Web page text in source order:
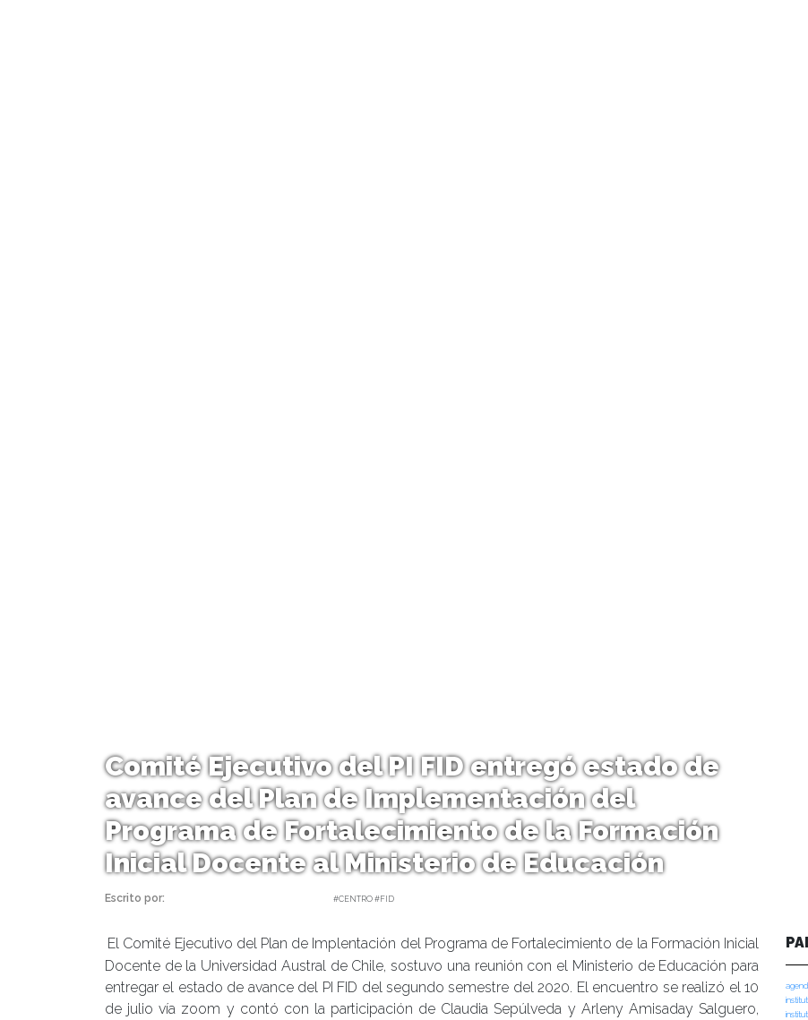
Comité Ejecutivo del PI FID entregó estado de
avance del Plan de Implementación del
Programa de Fortalecimiento de la Formación
Inicial Docente al Ministerio de Educación
Escrito por: #CENTRO #FID
El Comité Ejecutivo del Plan de Implentación del Programa de Fortalecimiento de la Formación Inicial
Docente de la Universidad Austral de Chile, sostuvo una reunión con el Ministerio de Educación para
entregar el estado de avance del PI FID del segundo semestre del 2020. El encuentro se realizó el 10
de julio vía zoom y contó con la participación de Claudia Sepúlveda y Arleny Amisaday Salguero,